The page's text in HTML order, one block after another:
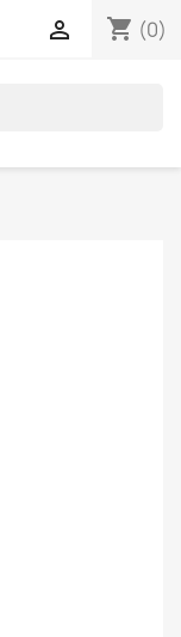
shopping_cart (0)
